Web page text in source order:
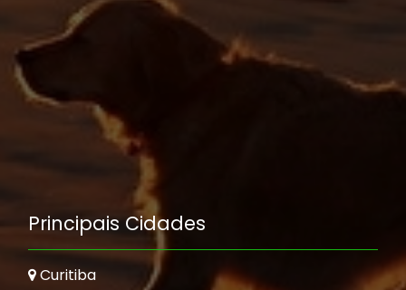
Principais Cidades
Curitiba